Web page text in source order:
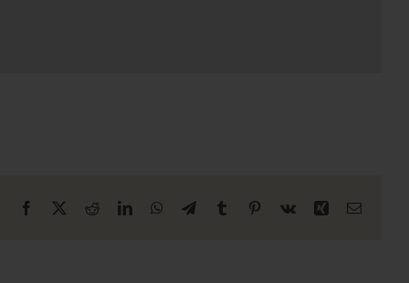
Facebook RedditLinkedInWhatsApp
TelegramTumblr Pinterest
Vk Xing E-